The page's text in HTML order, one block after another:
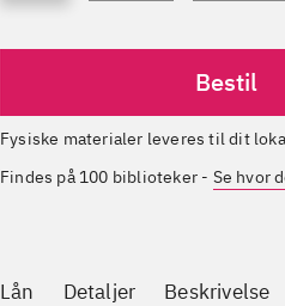
Bestil
Fysiske materialer leveres til dit
Findes på 100 biblioteker - Se hvor
Lån Detaljer Beskrivelse